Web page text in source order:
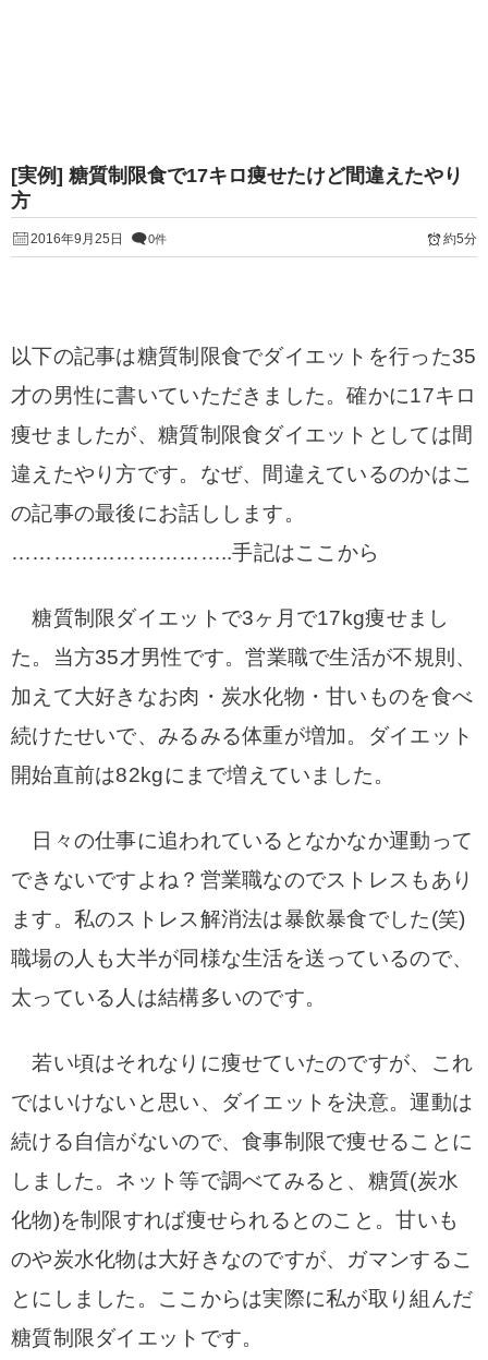
[実例] 糖質制限食で17キロ痩せたけど間違えたやり
方
2016年9月25日 0件 約5分
以下の記事は糖質制限食でダイエットを行った35
才の男性に書いていただきました。確かに17キロ
痩せましたが、糖質制限食ダイエットとしては間
違えたやり方です。 なぜ、間違えているのかはこ
の記事の最後にお話しします。
…………………………..手記はここから
糖質制限ダイエットで3ヶ月で17kg痩せまし
た。当方35才男性です。営業職で生活が不規則、
加えて大好きなお肉・炭水化物・甘いものを食べ
続けたせいで、みるみる体重が増加。ダイエット
開始直前は82kgにまで増えていました。
日々の仕事に追われているとなかなか運動って
できないですよね？ 営業職なのでストレスもあり
ます。私のストレス解消法は暴飲暴食でした(笑)
職場の人も大半が同様な生活を送っているので、
太っている人は結構多いのです。
若い頃はそれなりに痩せていたのですが、これ
ではいけないと思い、ダイエットを決意。運動は
続ける自信がないので、食事制限で痩せることに
しました。 ネット等で調べてみると、糖質(炭水
化物)を制限すれば痩せられるとのこと。甘いも
のや炭水化物は大好きなのですが、ガマンするこ
とにしました。 ここからは実際に私が取り組んだ
糖質制限ダイエットです。